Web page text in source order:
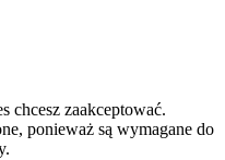
chcesz zaakceptować.
ponieważ są wymagane do